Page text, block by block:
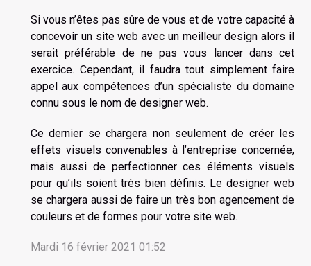
Si vous n’êtes pas sûre de vous et de votre capacité à
concevoir un site web avec un meilleur design alors il
serait préférable de ne pas vous lancer dans cet
exercice. Cependant, il faudra tout simplement faire
appel aux compétences d’un spécialiste du domaine
connu sous le nom de designer web.
Ce dernier se chargera non seulement de créer les
effets visuels convenables à l’entreprise concernée,
mais aussi de perfectionner ces éléments visuels
pour qu’ils soient très bien définis. Le designer web
se chargera aussi de faire un très bon agencement de
couleurs et de formes pour votre site web.
Mardi 16 février 2021 01:52